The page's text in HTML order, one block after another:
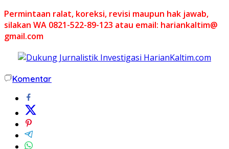
Permintaan ralat, koreksi, revisi maupun hak jawab,
silakan WA 0821-522-89-123 atau email: hariankaltim@
gmail.com
Komentar